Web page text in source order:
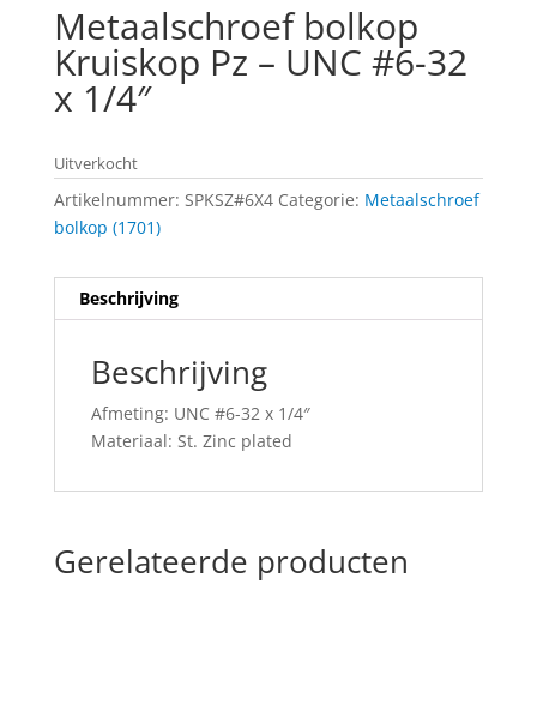
Metaalschroef bolkop
Kruiskop Pz – UNC #6-32
x 1/4″
Uitverkocht
Artikelnummer: SPKSZ#6X4 Categorie: Metaalschroef
bolkop (1701)
Beschrijving
Beschrijving
Afmeting: UNC #6-32 x 1/4″
Materiaal: St. Zinc plated
Gerelateerde producten